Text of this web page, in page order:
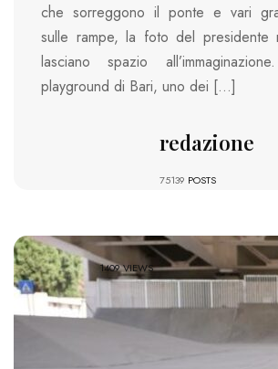
che sorreggono il ponte e vari
sulle rampe, la foto del presidente
lasciano spazio
playground di Bari, uno dei […]
redazione
75139 POSTS
1409 VIEWS